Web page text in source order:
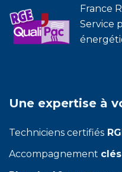
France
Service
Une expertise à
Techniciens certifiés
Accompagnement